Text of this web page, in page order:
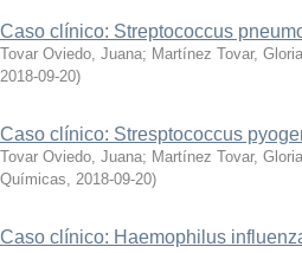
Caso clínico: Streptococcus
Tovar Oviedo, Juana; Martínez Tovar,
2018-09-20)
Caso clínico: Stresptococcus
Tovar Oviedo, Juana; Martínez Tovar,
Químicas, 2018-09-20)
Caso clínico: Haemophilus